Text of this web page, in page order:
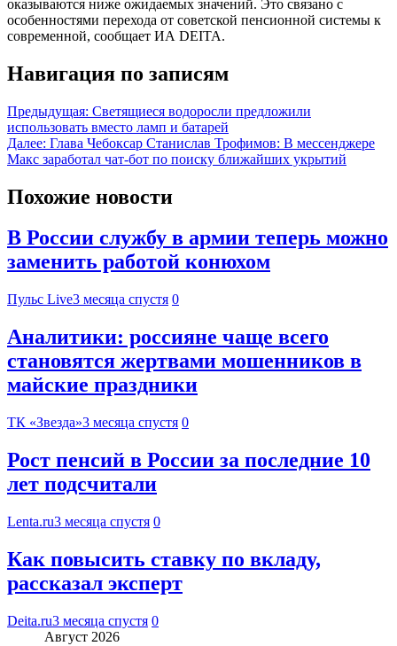
оказываются ниже ожидаемых значений. Это связано с
особенностями перехода от советской пенсионной системы к
современной, сообщает ИА DEITA.
Навигация по записям
Предыдущая: Светящиеся водоросли предложили
использовать вместо ламп и батарей
Далее: Глава Чебоксар Станислав Трофимов: В мессенджере
Макс заработал чат-бот по поиску ближайших укрытий
Похожие новости
В России службу в армии теперь можно
заменить работой конюхом
Пульс Live3 месяца спустя 0
Аналитики: россияне чаще всего
становятся жертвами мошенников в
майские праздники
ТК «Звезда»3 месяца спустя 0
Рост пенсий в России за последние 10
лет подсчитали
Lenta.ru3 месяца спустя 0
Как повысить ставку по вкладу,
рассказал эксперт
Deita.ru3 месяца спустя 0
Август 2026